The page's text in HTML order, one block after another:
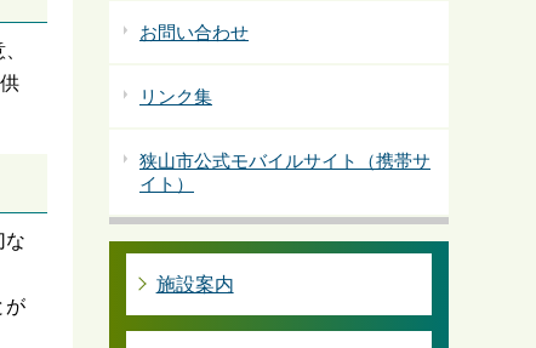
な
が
お問い合わせ
リンク集
狭山市公式モバイルサイト（携帯サ
イト）
施設案内